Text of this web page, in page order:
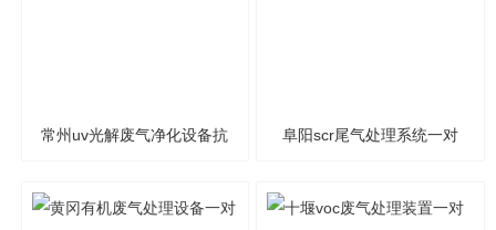
常州uv光解废气净化设备抗 阜阳scr尾气处理系统一对